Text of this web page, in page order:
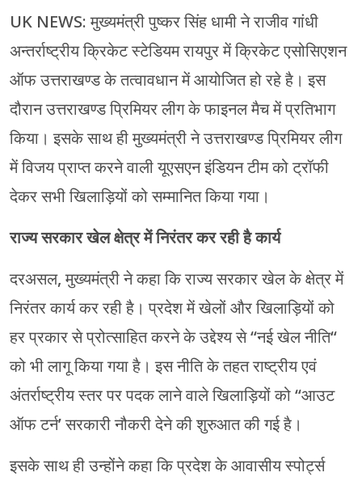
UK NEWS: मुख्यमंत्री पुष्कर सिंह धामी ने राजीव गांधी
अन्तर्राष्ट्रीय क्रिकेट स्टेडियम रायपुर में क्रिकेट एसोसिएशन
ऑफ उत्तराखण्ड के तत्वावधान में आयोजित हो रहे है। इस
दौरान उत्तराखण्ड प्रिमियर लीग के फाइनल मैच में प्रतिभाग
किया। इसके साथ ही मुख्यमंत्री ने उत्तराखण्ड प्रिमियर लीग
में विजय प्राप्त करने वाली यूएसएन इंडियन टीम को ट्रॉफी
देकर सभी खिलाड़ियों को सम्मानित किया गया।
राज्य सरकार खेल क्षेत्र में निरंतर कर रही है कार्य
दरअसल, मुख्यमंत्री ने कहा कि राज्य सरकार खेल के क्षेत्र में
निरंतर कार्य कर रही है। प्रदेश में खेलों और खिलाड़ियों को
हर प्रकार से प्रोत्साहित करने के उद्देश्य से “नई खेल नीति“
को भी लागू किया गया है। इस नीति के तहत राष्ट्रीय एवं
अंतर्राष्ट्रीय स्तर पर पदक लाने वाले खिलाड़ियों को “आउट
ऑफ टर्न’ सरकारी नौकरी देने की शुरुआत की गई है।
इसके साथ ही उन्होंने कहा कि प्रदेश के आवासीय स्पोर्ट्स